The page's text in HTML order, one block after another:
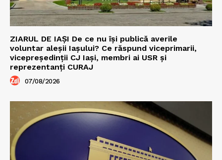
ZIARUL DE IAȘI De ce nu își publică averile
voluntar aleșii Iașului? Ce răspund viceprimarii,
vicepreședinții CJ Iași, membri ai USR și
reprezentanți CURAJ
07/08/2026